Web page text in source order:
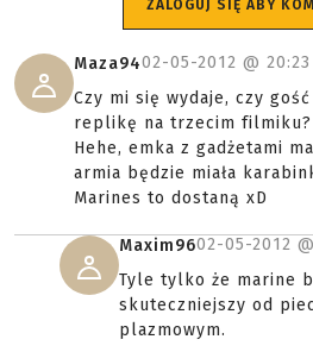
ZALOGUJ SIĘ ABY
Maza9402-05-2012 @ 20:23
Czy mi się wydaje, czy
replikę na trzecim filmiku?
Hehe, emka z gadżetami
armia będzie miała
Marines to dostaną xD
Maxim9602-05-2012 @
Tyle tylko że marine
skuteczniejszy od
plazmowym.